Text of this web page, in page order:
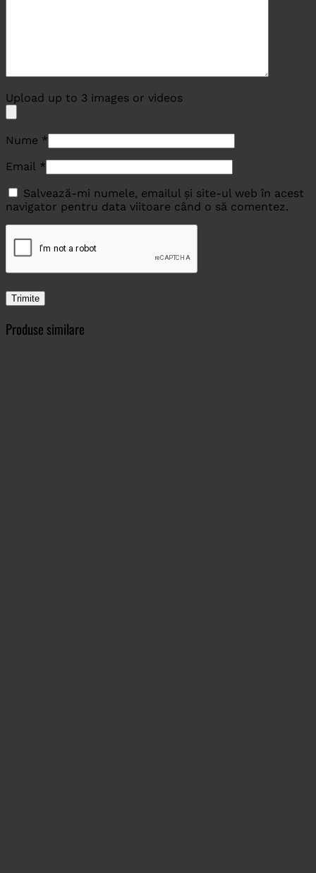
Upload up to 3 images or videos
Nume *
Email *
Salvează-mi numele, emailul și site-ul web în acest
navigator pentru data viitoare când o să comentez.
Produse similare